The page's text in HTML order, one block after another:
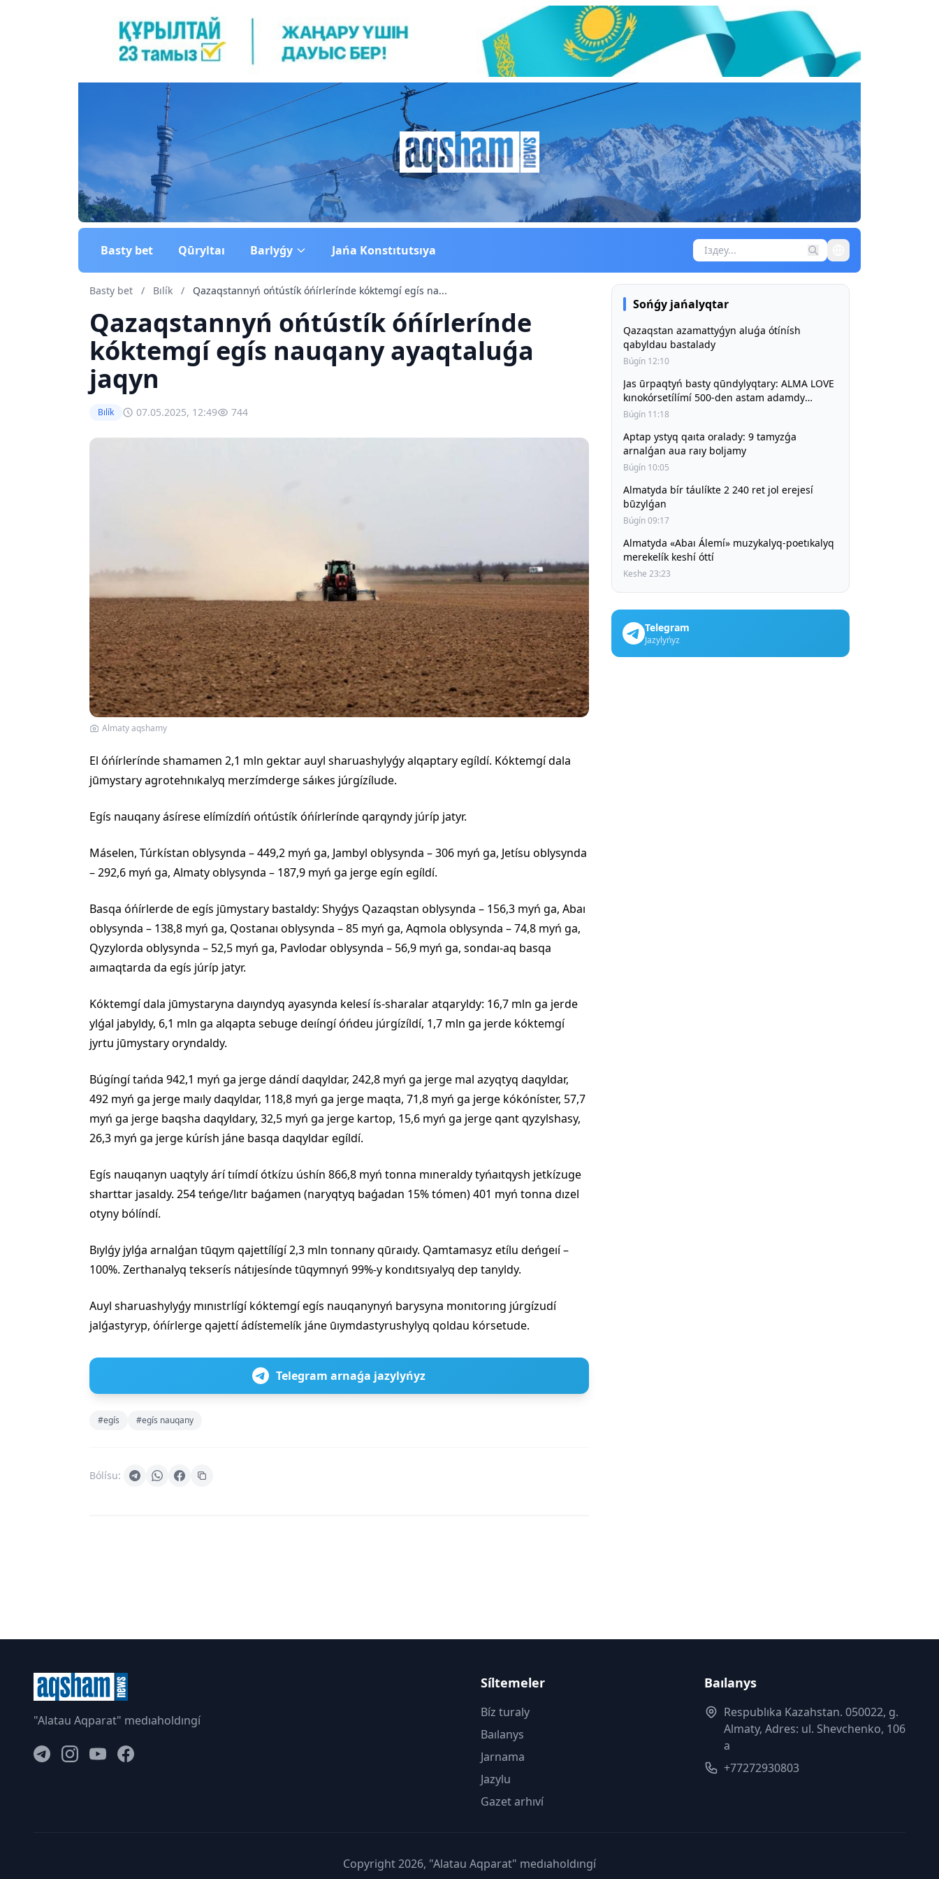
Basty bet Qūryltaı Barlyǵy Jańa Konstıtutsıya
Basty bet / Bılík / Qazaqstannyń ońtústík óńírlerínde kóktemgí egís na...
Qazaqstannyń ońtústík óńírlerínde
kóktemgí egís nauqany ayaqtaluǵa
jaqyn
Bılík 07.05.2025, 12:49 744
Almaty aqshamy
El óńírlerínde shamamen 2,1 mln gektar auyl sharuashylyǵy alqaptary egíldí. Kóktemgí dala
jūmystary agrotehnıkalyq merzímderge sáıkes júrgízílude.
Egís nauqany ásírese elímízdíń ońtústík óńírlerínde qarqyndy júríp jatyr.
Máselen, Túrkístan oblysynda – 449,2 myń ga, Jambyl oblysynda – 306 myń ga, Jetísu oblysynda
– 292,6 myń ga, Almaty oblysynda – 187,9 myń ga jerge egín egíldí.
Basqa óńírlerde de egís jūmystary bastaldy: Shyǵys Qazaqstan oblysynda – 156,3 myń ga, Abaı
oblysynda – 138,8 myń ga, Qostanaı oblysynda – 85 myń ga, Aqmola oblysynda – 74,8 myń ga,
Qyzylorda oblysynda – 52,5 myń ga, Pavlodar oblysynda – 56,9 myń ga, sondaı-aq basqa
aımaqtarda da egís júríp jatyr.
Kóktemgí dala jūmystaryna daıyndyq ayasynda kelesí ís-sharalar atqaryldy: 16,7 mln ga jerde
ylǵal jabyldy, 6,1 mln ga alqapta sebuge deıíngí óńdeu júrgízíldí, 1,7 mln ga jerde kóktemgí
jyrtu jūmystary oryndaldy.
Búgíngí tańda 942,1 myń ga jerge dándí daqyldar, 242,8 myń ga jerge mal azyqtyq daqyldar,
492 myń ga jerge maıly daqyldar, 118,8 myń ga jerge maqta, 71,8 myń ga jerge kókóníster, 57,7
myń ga jerge baqsha daqyldary, 32,5 myń ga jerge kartop, 15,6 myń ga jerge qant qyzylshasy,
26,3 myń ga jerge kúrísh jáne basqa daqyldar egíldí.
Egís nauqanyn uaqtyly árí tıímdí ótkízu úshín 866,8 myń tonna mıneraldy tyńaıtqysh jetkízuge
sharttar jasaldy. 254 teńge/lıtr baǵamen (naryqtyq baǵadan 15% tómen) 401 myń tonna dızel
otyny bólíndí.
Bıylǵy jylǵa arnalǵan tūqym qajettílígí 2,3 mln tonnany qūraıdy. Qamtamasyz etílu deńgeıí –
100%. Zerthanalyq tekserís nátıjesínde tūqymnyń 99%-y kondıtsıyalyq dep tanyldy.
Auyl sharuashylyǵy mınıstrlígí kóktemgí egís nauqanynyń barysyna monıtorıng júrgízudí
jalǵastyryp, óńírlerge qajettí ádístemelík jáne ūıymdastyrushylyq qoldau kórsetude.
Telegram arnaǵa jazylyńyz
#egís #egís nauqany
Bólísu:
Sońǵy jańalyqtar
Qazaqstan azamattyǵyn aluǵa ótínísh
qabyldau bastalady
Búgín 12:10
Jas ūrpaqtyń basty qūndylyqtary: ALMA LOVE
kınokórsetílímí 500-den astam adamdy
bíríktírdí
Búgín 11:18
Aptap ystyq qaıta oralady: 9 tamyzǵa
arnalǵan aua raıy boljamy
Búgín 10:05
Almatyda bír táulíkte 2 240 ret jol erejesí
būzylǵan
Búgín 09:17
Almatyda «Abaı Álemí» muzykalyq-poetıkalyq
merekelík keshí óttí
Keshe 23:23
Telegram
Jazylyńyz
"Alatau Aqparat" medıaholdıngí
Síltemeler
Bíz turaly
Baılanys
Jarnama
Jazylu
Gazet arhıví
Baılanys
Respublıka Kazahstan. 050022, g.
Almaty, Adres: ul. Shevchenko, 106
a
+77272930803
Copyright 2026, "Alatau Aqparat" medıaholdıngí